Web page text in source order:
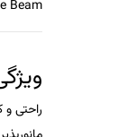
Beam
راحتی و